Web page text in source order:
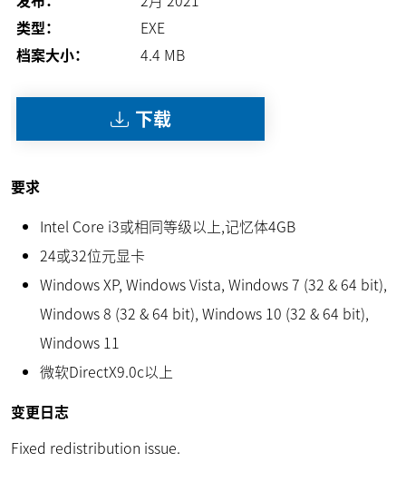
类型：
EXE
档案大小：
4.4 MB
下载
要求
Intel Core i3或相同等级以上,记忆体4GB
24或32位元显卡
Windows XP, Windows Vista, Windows 7 (32 & 64 bit),
Windows 8 (32 & 64 bit), Windows 10 (32 & 64 bit),
Windows 11
微软DirectX9.0c以上
变更日志
Fixed redistribution issue.